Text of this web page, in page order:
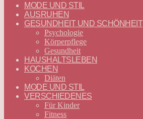
—
DEUTSCH
MODE UND STIL
AUSRUHEN
GESUNDHEIT UND SCHÖNHEIT
Psychologie
Körperpflege
Gesundheit
HAUSHALTSLEBEN
KOCHEN
Diäten
MODE UND STIL
VERSCHIEDENES
Für Kinder
Fitness